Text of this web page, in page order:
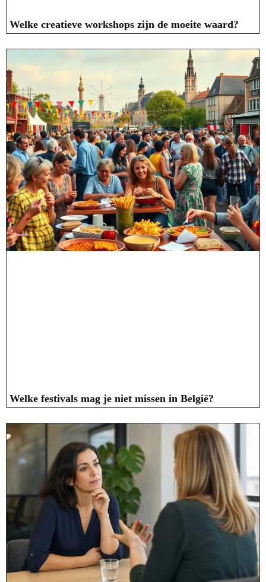
Welke creatieve workshops zijn de moeite waard?
Welke festivals mag je niet missen in België?